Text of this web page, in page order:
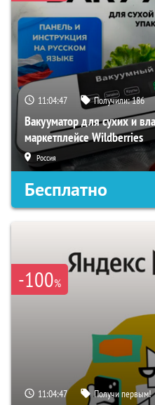
11:04:46 Получили:186
Вакууматор для сухих и
маркетплейсе Wildberries
Россия
Бесплатно
-100%
11:04:46 Получи первым!